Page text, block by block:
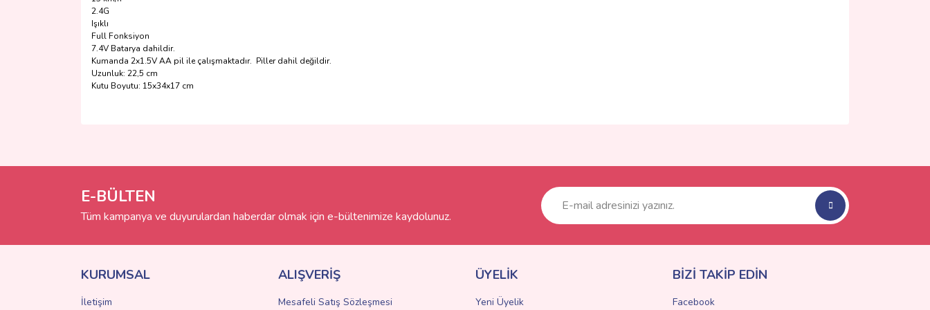
2.4G
Işıklı
Full Fonksiyon
7.4V Batarya dahildir.
Kumanda 2x1.5V AA pil ile çalışmaktadır. Piller dahil değildir.
Uzunluk: 22,5 cm
Kutu Boyutu: 15x34x17 cm
Ürün resmi kalitesiz, bozuk veya görüntülenemiyor.
Bu ürüne benzer farklı alternatifler olmalı.
E-BÜLTEN
Tüm kampanya ve duyurulardan haberdar olmak için e-bültenimize kaydolunuz.
KURUMSAL
İletişim
ALIŞVERİŞ
Mesafeli Satış Sözleşmesi
ÜYELİK
Yeni Üyelik
BİZİ TAKİP EDİN
Facebook